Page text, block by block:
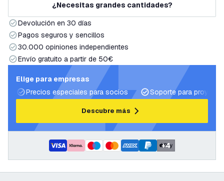
¿Necesitas grandes cantidades?
Devolución en 30 días
Pagos seguros y sencillos
30.000 opiniones independientes
Envío gratuito a partir de 50€
Elige para empresas
Precios especiales para socios
Soporte para
Descubre más
+4